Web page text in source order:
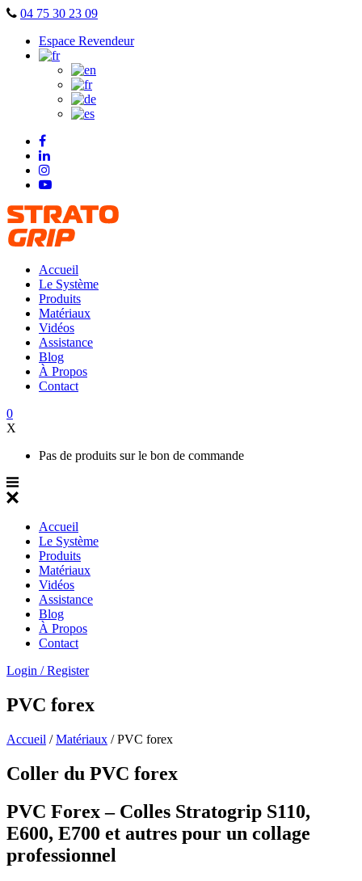
Skip
content
04 75 30 23 09
Espace Revendeur
Accueil
Le Système
Produits
Matériaux
Vidéos
Assistance
Blog
À Propos
Contact
0
X
Pas de produits sur le bon de commande
Accueil
Le Système
Produits
Matériaux
Vidéos
Assistance
Blog
À Propos
Contact
Login / Register
PVC forex
Accueil /Matériaux /PVC forex
Coller du PVC forex
PVC Forex – Colles Stratogrip S110,
E600, E700 et autres pour un collage
professionnel